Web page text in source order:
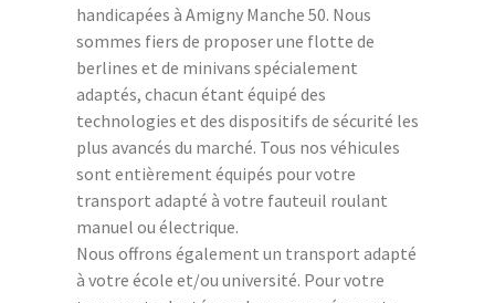
handicapées à Amigny Manche 50. Nous
sommes fiers de proposer une flotte de
berlines et de minivans spécialement
adaptés, chacun étant équipé des
technologies et des dispositifs de sécurité les
plus avancés du marché. Tous nos véhicules
sont entièrement équipés pour votre
transport adapté à votre fauteuil roulant
manuel ou électrique.
Nous offrons également un transport adapté
à votre école et/ou université. Pour votre